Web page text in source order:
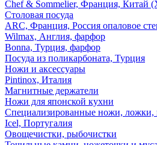
Chef & Sommelier, Франция, Китай
Столовая посуда
ARC, Франция, Россия опаловое
Wilmax, Англия, фарфор
Bonna, Турция, фарфор
Посуда из поликарбоната, Турция
Ножи и аксессуары
Pintinox, Италия
Магнитные держатели
Ножи для японской кухни
Специализированные ножи, ложки,
Icel, Португалия
Овощечистки, рыбочистки